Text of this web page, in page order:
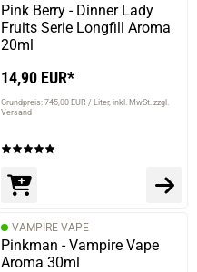
Pink Berry - Dinner Lady
Fruits Serie Longfill Aroma
20ml
14,90 EUR*
Grundpreis: 745,00 EUR / Liter inkl. MwSt. zzgl.
Versand
VAMPIRE VAPE
Pinkman - Vampire Vape
Aroma 30ml